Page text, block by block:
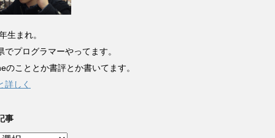
生まれ。
でプログラマーやってます。
のこととか書評とか書いてます。
詳しく
事